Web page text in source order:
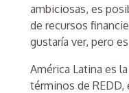
ambiciosas, es
de recursos
gustaría ver, pero
América Latina es
términos de REDD,